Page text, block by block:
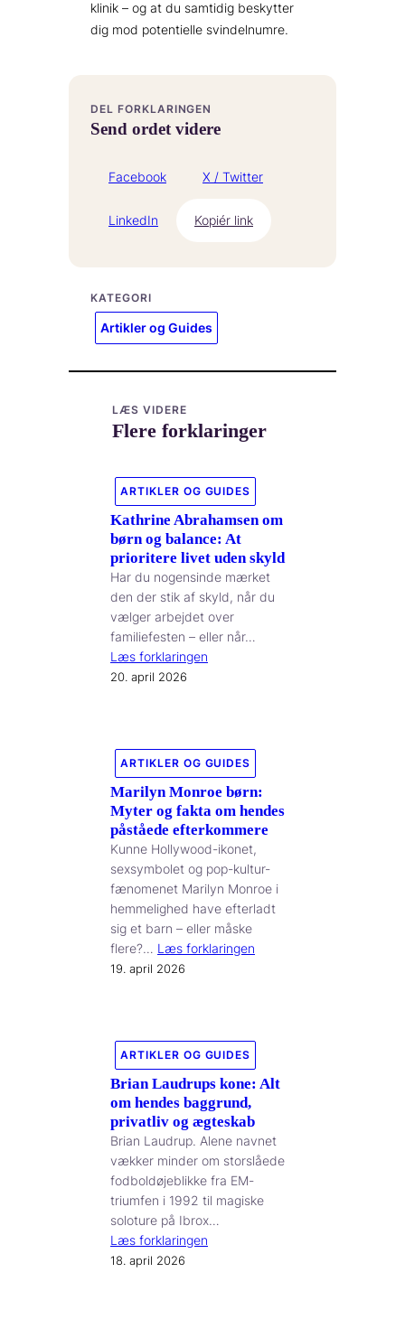
klinik – og at du samtidig beskytter
dig mod potentielle svindelnumre.
DEL FORKLARINGEN
Send ordet videre
Facebook X / Twitter
LinkedIn Kopiér link
KATEGORI
Artikler og Guides
LÆS VIDERE
Flere forklaringer
ARTIKLER OG GUIDES
Kathrine Abrahamsen om
børn og balance: At
prioritere livet uden skyld
Har du nogensinde mærket
den der stik af skyld, når du
vælger arbejdet over
familiefesten – eller når…
Læs forklaringen
20. april 2026
ARTIKLER OG GUIDES
Marilyn Monroe børn:
Myter og fakta om hendes
påståede efterkommere
Kunne Hollywood-ikonet,
sexsymbolet og pop-kultur-
fænomenet Marilyn Monroe i
hemmelighed have efterladt
sig et barn – eller måske
flere?… Læs forklaringen
19. april 2026
ARTIKLER OG GUIDES
Brian Laudrups kone: Alt
om hendes baggrund,
privatliv og ægteskab
Brian Laudrup. Alene navnet
vækker minder om storslåede
fodboldøjeblikke fra EM-
triumfen i 1992 til magiske
soloture på Ibrox…
Læs forklaringen
18. april 2026